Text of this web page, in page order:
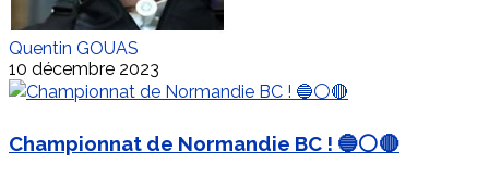
Quentin GOUAS
10 décembre 2023
Championnat de Normandie BC ! 🔵⚪🔴